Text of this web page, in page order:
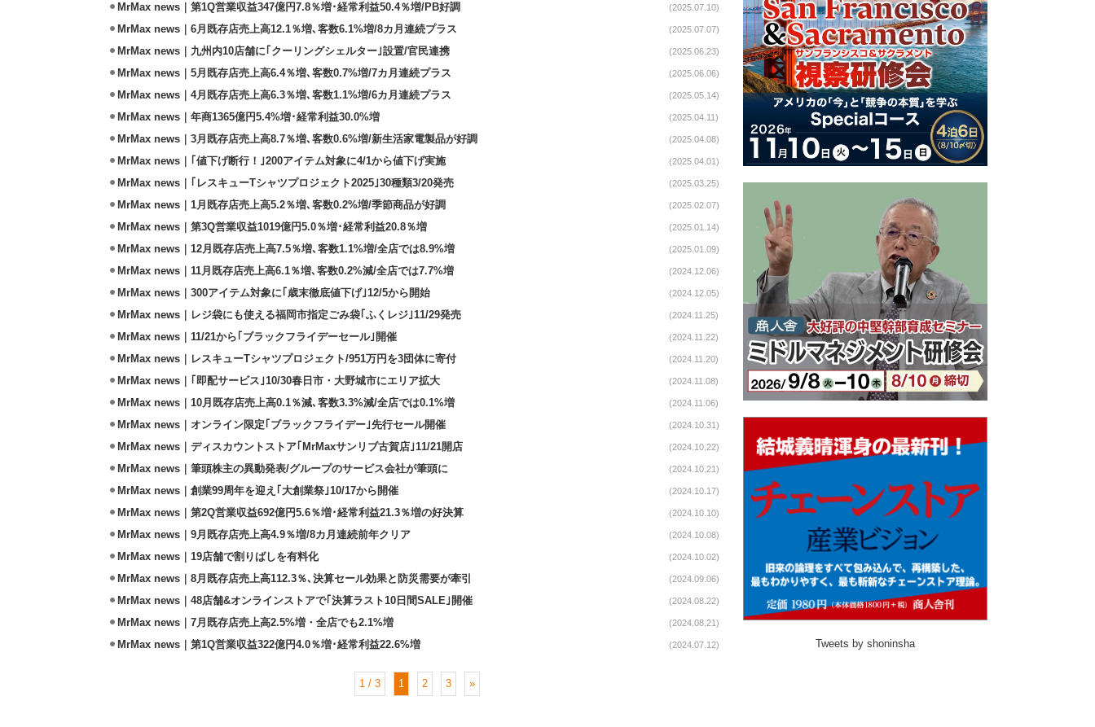
MrMax news｜第1Q営業収益347億円7.8％増･経常利益50.4％増/PB好調 (2025.07.10)
MrMax news｜6月既存店売上高12.1％増､客数6.1%増/8カ月連続プラス (2025.07.07)
MrMax news｜九州内10店舗に｢クーリングシェルター｣設置/官民連携 (2025.06.23)
MrMax news｜5月既存店売上高6.4％増､客数0.7%増/7カ月連続プラス (2025.06.06)
MrMax news｜4月既存店売上高6.3％増､客数1.1%増/6カ月連続プラス (2025.05.14)
MrMax news｜年商1365億円5.4%増･経常利益30.0%増 (2025.04.11)
MrMax news｜3月既存店売上高8.7％増､客数0.6%増/新生活家電製品が好調 (2025.04.08)
MrMax news｜｢値下げ断行！｣200アイテム対象に4/1から値下げ実施 (2025.04.01)
MrMax news｜｢レスキューTシャツプロジェクト2025｣30種類3/20発売 (2025.03.25)
MrMax news｜1月既存店売上高5.2％増､客数0.2%増/季節商品が好調 (2025.02.07)
MrMax news｜第3Q営業収益1019億円5.0％増･経常利益20.8％増 (2025.01.14)
MrMax news｜12月既存店売上高7.5％増､客数1.1%増/全店では8.9%増 (2025.01.09)
MrMax news｜11月既存店売上高6.1％増､客数0.2%減/全店では7.7%増 (2024.12.06)
MrMax news｜300アイテム対象に｢歳末徹底値下げ｣12/5から開始 (2024.12.05)
MrMax news｜レジ袋にも使える福岡市指定ごみ袋｢ふくレジ｣11/29発売 (2024.11.25)
MrMax news｜11/21から｢ブラックフライデーセール｣開催 (2024.11.22)
MrMax news｜レスキューTシャツプロジェクト/951万円を3団体に寄付 (2024.11.20)
MrMax news｜｢即配サービス｣10/30春日市・大野城市にエリア拡大 (2024.11.08)
MrMax news｜10月既存店売上高0.1％減､客数3.3%減/全店では0.1%増 (2024.11.06)
MrMax news｜オンライン限定｢ブラックフライデー｣先行セール開催 (2024.10.31)
MrMax news｜ディスカウントストア｢MrMaxサンリブ古賀店｣11/21開店 (2024.10.22)
MrMax news｜筆頭株主の異動発表/グループのサービス会社が筆頭に (2024.10.21)
MrMax news｜創業99周年を迎え｢大創業祭｣10/17から開催 (2024.10.17)
MrMax news｜第2Q営業収益692億円5.6％増･経常利益21.3％増の好決算 (2024.10.10)
MrMax news｜9月既存店売上高4.9％増/8カ月連続前年クリア (2024.10.08)
MrMax news｜19店舗で割りばしを有料化 (2024.10.02)
MrMax news｜8月既存店売上高112.3％､決算セール効果と防災需要が牽引 (2024.09.06)
MrMax news｜48店舗&オンラインストアで｢決算ラスト10日間SALE｣開催 (2024.08.22)
MrMax news｜7月既存店売上高2.5%増・全店でも2.1%増 (2024.08.21)
MrMax news｜第1Q営業収益322億円4.0％増･経常利益22.6%増 (2024.07.12)
1 / 3 1 2 3 »
Tweets by shoninsha